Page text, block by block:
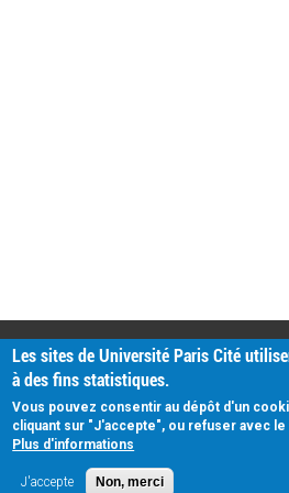
PRATIQUE
Plan d'accès
Intranet
Mentions légales
Données personnelles
Les sites de Université Paris Cité
à des fins statistiques.
Vous pouvez consentir au dépôt d'un
cliquant sur "J'accepte", ou refuser avec
Plus d'informations
J'accepte Non, merci